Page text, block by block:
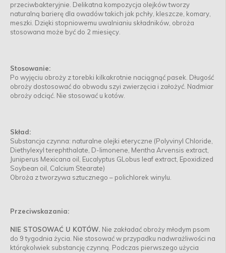
przeciwbakteryjnie. Delikatna kompozycja olejków tworzy
naturalną barierę dla owadów takich jak pchły, kleszcze, komary,
meszki. Dzięki stopniowemu uwalnianiu składników, obroża
stosowana może być do 2 miesięcy.
Stosowanie:
Po wyjęciu obroży z torebki kilkakrotnie naciągnąć pasek. Długość
obroży dostosować do obwodu szyi zwierzęcia i założyć. Nadmiar
obroży odciąć. Nie stosować u kotów.
Skład:
Substancja czynna: naturalne olejki eteryczne (Polyvinyl Chloride,
Diethylexyl terephthalate, D-limonene, Mentha Arvensis extract,
Juniperus Mexicana oil, Eucalyptus GLobus leaf extract, Epoxidized
Soybean oil, Calcium Stearate)
Obroża z tworzywa sztucznego – polichlorek winylu.
Przeciwskazania:
NIE STOSOWAĆ U KOTÓW. Nie zakładać obroży młodym psom
do 9 tygodnia życia. Nie stosować w przypadku nadwrażliwości na
którąkolwiek substancję czynną. Podczas pierwszego użycia